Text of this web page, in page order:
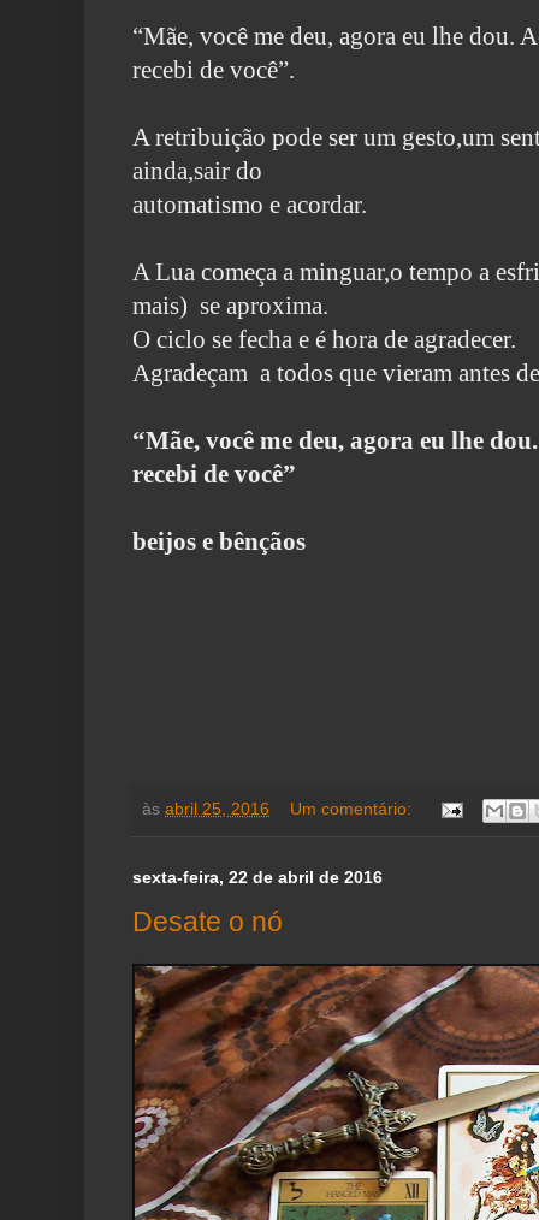
“Mãe, você me deu, agora eu lhe dou.
recebi de você”.
A retribuição pode ser um gesto,um
ainda,sair do
automatismo e acordar.
A Lua começa a minguar,o tempo a
mais) se aproxima.
O ciclo se fecha e é hora de agradecer.
Agradeçam a todos que vieram antes
“Mãe, você me deu, agora eu lhe
recebi de você”
beijos e bênçãos
às abril 25, 2016 Um comentário:
sexta-feira, 22 de abril de 2016
Desate o nó